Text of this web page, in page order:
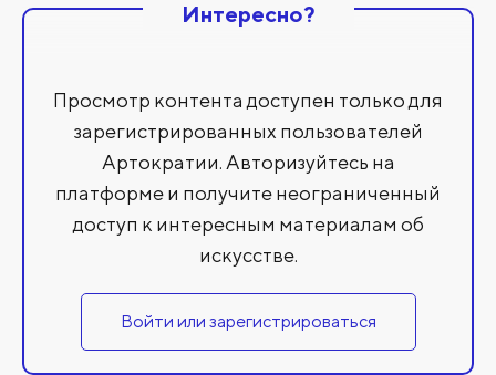
Интересно?
Просмотр контента доступен только для
зарегистрированных пользователей
Артократии. Авторизуйтесь на
платформе и получите неограниченный
доступ к интересным материалам об
искусстве.
Войти или зарегистрироваться